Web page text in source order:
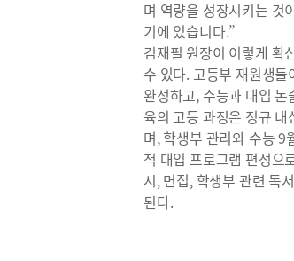
며 역량을 성장시키는 것
기에 있습니다.”
김재필 원장이 이렇게 확
수 있다. 고등부 재원생
완성하고, 수능과 대입
육의 고등 과정은 정규 내
며, 학생부 관리와 수능 9
적 대입 프로그램 편성으
시, 면접, 학생부 관련 독
된다.